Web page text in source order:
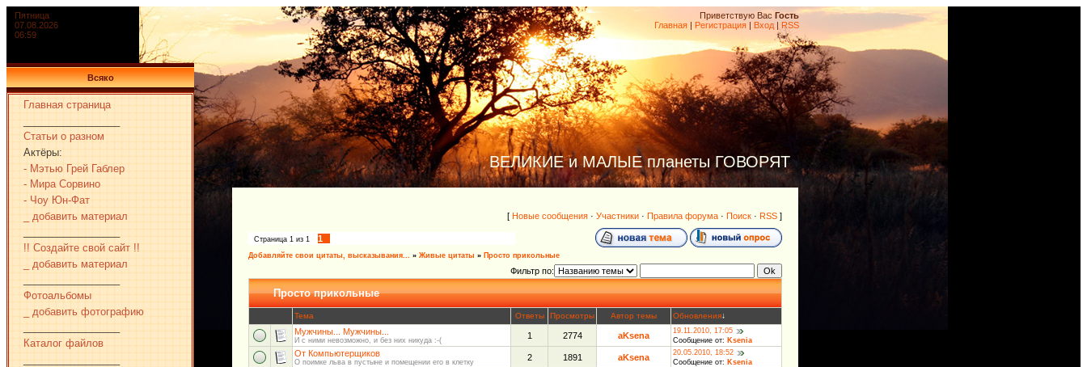
Пятница
07.08.2026
06:59
Приветствую Вас Гость
Главная | Регистрация | Вход | RSS
Всяко
Главная страница
Статьи о разном
Актёры:
- Мэтью Грей Габлер
- Мира Сорвино
- Чоу Юн-Фат
_ добавить материал
!! Создайте свой сайт !!
_ добавить материал
Фотоальбомы
_ добавить фотографию
Каталог файлов
ВЕЛИКИЕ и МАЛЫЕ планеты ГОВОРЯТ
[ Новые сообщения · Участники · Правила форума · Поиск · RSS ]
Страница 1 из 1 1
Добавляйте свои цитаты, высказывания... » Живые цитаты » Просто прикольные
Фильтр по:
Просто прикольные
Тема Ответы Просмотры Автор темы Обновления↓
Мужчины... Мужчины...
И с ними невозможно, и без них никуда :-( 1 2774 aKsena
19.11.2010, 17:05
Сообщение от: Ksenia
От Компьютерщиков
О поимке льва в пустыне и помещении его в клетку 2 1891 aKsena
20.05.2010, 18:52
Сообщение от: Ksenia